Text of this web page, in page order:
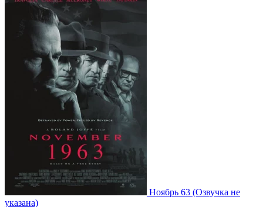
Ноябрь 63 (Озвучка не
указана)